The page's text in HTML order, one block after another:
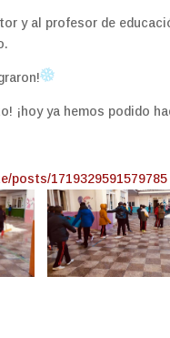
y al profesor de
¡hoy ya hemos podido
posts/1719329591579785